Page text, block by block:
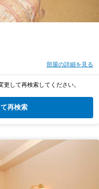
部屋の詳細を見る
して再検索してください。
再検索